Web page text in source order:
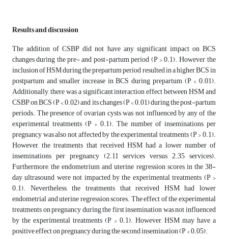
Results and discussion
The addition of CSBP did not have any significant impact on BCS
changes during the pre- and post-partum period (P > 0.1). However, the
inclusion of HSM during the prepartum period resulted in a higher BCS in
postpartum and smaller increase in BCS during prepartum (P < 0.01).
Additionally, there was a significant interaction effect between HSM and
CSBP on BCS (P < 0.02) and its changes (P < 0.01) during the post-partum
periods. The presence of ovarian cysts was not influenced by any of the
experimental treatments (P > 0.1). The number of inseminations per
pregnancy was also not affected by the experimental treatments (P > 0.1).
However, the treatments that received HSM had a lower number of
inseminations per pregnancy (2.11 services versus 2.35 services).
Furthermore, the endometrium and uterine regression scores in the 38-
day ultrasound were not impacted by the experimental treatments (P >
0.1). Nevertheless, the treatments that received HSM had lower
endometrial and uterine regression scores. The effect of the experimental
treatments on pregnancy during the first insemination was not influenced
by the experimental treatments (P > 0.1). However, HSM may have a
positive effect on pregnancy during the second insemination (P < 0.05).